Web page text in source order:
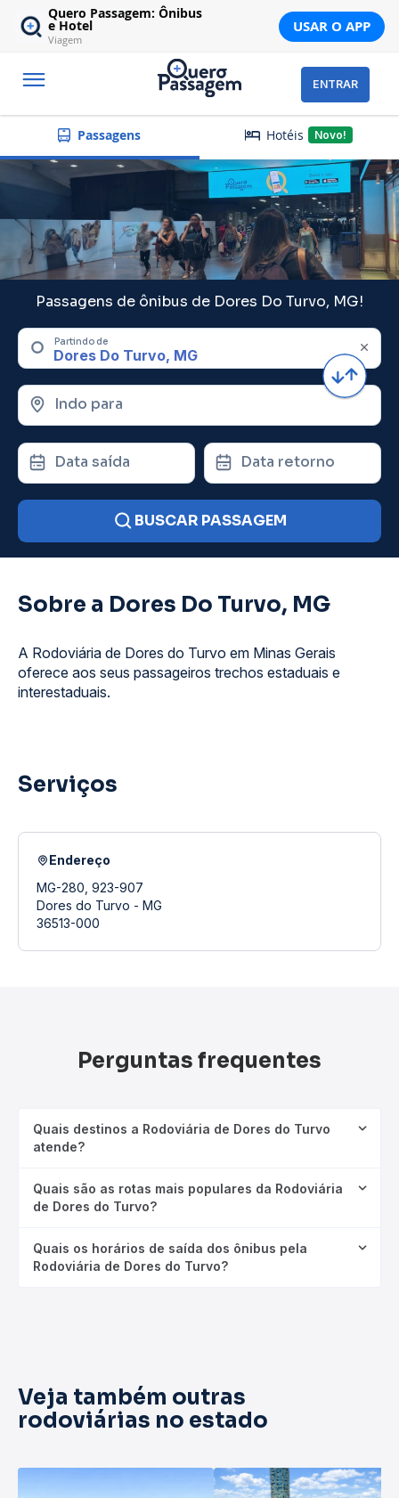
Quero Passagem: Ônibus
e Hotel
Viagem
USAR O APP
ENTRAR
Passagens Hotéis Novo!
Passagens de ônibus de Dores Do Turvo, MG!
Partindo de
Indo para
Data saída Data retorno
BUSCAR PASSAGEM
Sobre a Dores Do Turvo, MG
A Rodoviária de Dores do Turvo em Minas Gerais
oferece aos seus passageiros trechos estaduais e
interestaduais.
Serviços
Endereço
MG-280, 923-907
Dores do Turvo - MG
36513-000
Perguntas frequentes
Quais destinos a Rodoviária de Dores do Turvo
atende?
Quais são as rotas mais populares da Rodoviária
de Dores do Turvo?
Quais os horários de saída dos ônibus pela
Rodoviária de Dores do Turvo?
Veja também outras
rodoviárias no estado